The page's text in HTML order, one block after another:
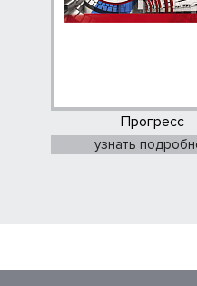
Прогресс
узнать